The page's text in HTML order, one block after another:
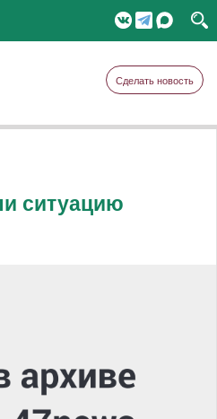
Сделать новость
ситуацию